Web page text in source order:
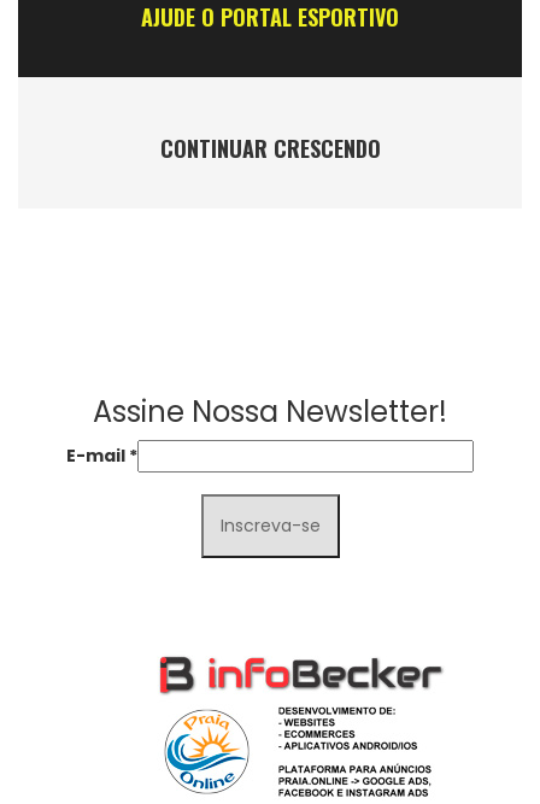
AJUDE O PORTAL ESPORTIVO
CONTINUAR CRESCENDO
Assine Nossa Newsletter!
E-mail *